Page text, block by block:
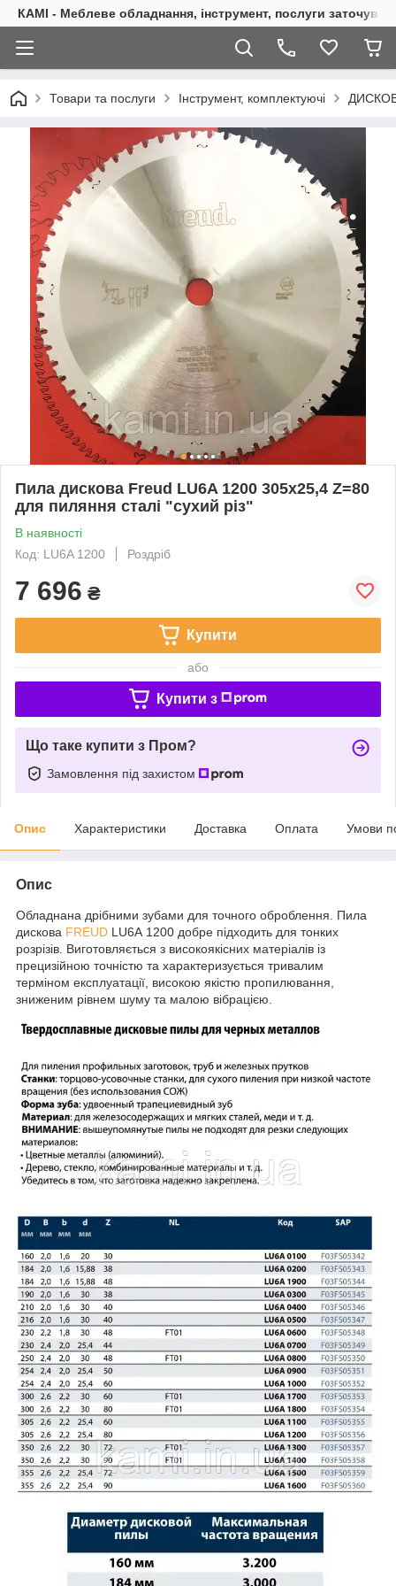
КАМІ - Меблеве обладнання, інструмент, послуги
Товари та послуги Інструмент, комплектуючі
Пила дискова Freud LU6A 1200 305х25,4 Z=80
для пиляння сталі "сухий різ"
В наявності
Код: LU6A 1200
Роздріб
7 696 ₴
Купити
або
Купити з
Що таке купити з Пром?
Замовлення під захистом
Опис Характеристики Доставка Оплата Умови
Опис
Обладнана дрібними зубами для точного оброблення. Пила
дискова FREUD LU6А 1200 добре підходить для тонких
розрізів. Виготовляється з високоякісних матеріалів із
прецизійною точністю та характеризується тривалим
терміном експлуатації, високою якістю пропилювання,
зниженим рівнем шуму та малою вібрацією.